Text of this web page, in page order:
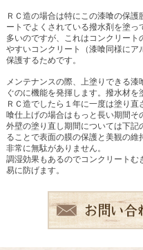
ＲＣ造の場合は特にこの漆喰の保
ートでよくされている撥水剤を塗っ
多いのですが、これはコンクリー
やすいコンクリート（漆喰同様にア
保護するためです。
メンテナンスの際、上塗りできる
ぐのに機能を発揮します。撥水材を
ＲＣ造でしたら１年に一度は塗り
喰仕上げの場合はもっと長い期間そ
外壁の塗り直し期間については下
ることで表面の膜の保護と美観の維
非常に無駄がありません。
調湿効果もあるのでコンクリート
易に防げます。